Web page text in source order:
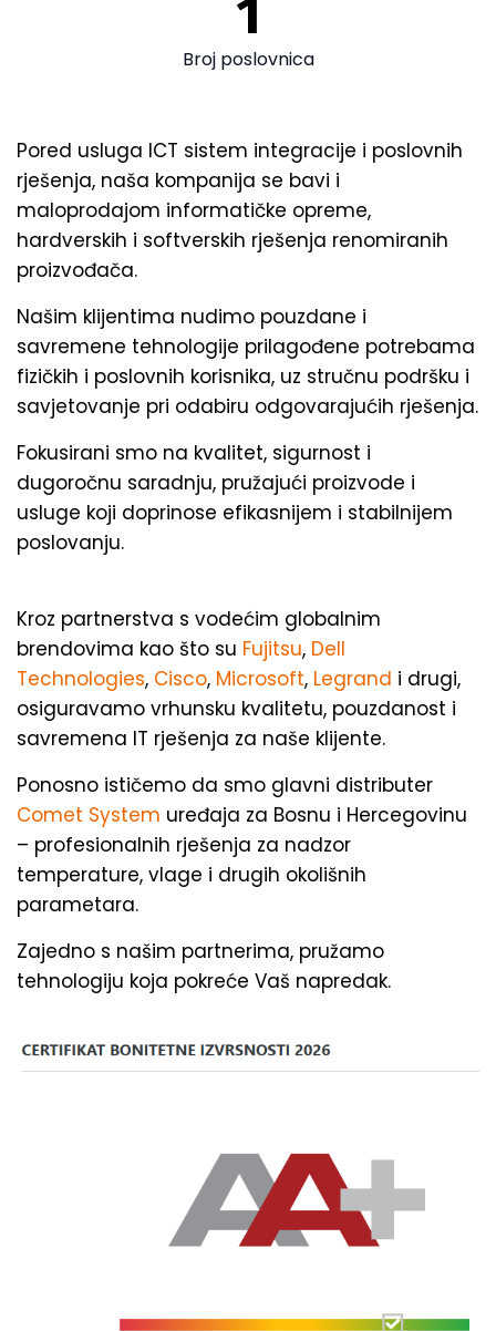
1
Broj poslovnica
Pored usluga ICT sistem integracije i poslovnih
rješenja, naša kompanija se bavi i
maloprodajom informatičke opreme,
hardverskih i softverskih rješenja renomiranih
proizvođača.
Našim klijentima nudimo pouzdane i
savremene tehnologije prilagođene potrebama
fizičkih i poslovnih korisnika, uz stručnu podršku i
savjetovanje pri odabiru odgovarajućih rješenja.
Fokusirani smo na kvalitet, sigurnost i
dugoročnu saradnju, pružajući proizvode i
usluge koji doprinose efikasnijem i stabilnijem
poslovanju.
Kroz partnerstva s vodećim globalnim
brendovima kao što su Fujitsu, Dell
Technologies, Cisco, Microsoft, Legrand i drugi,
osiguravamo vrhunsku kvalitetu, pouzdanost i
savremena IT rješenja za naše klijente.
Ponosno ističemo da smo glavni distributer
Comet System uređaja za Bosnu i Hercegovinu
– profesionalnih rješenja za nadzor
temperature, vlage i drugih okolišnih
parametara.
Zajedno s našim partnerima, pružamo
tehnologiju koja pokreće Vaš napredak.